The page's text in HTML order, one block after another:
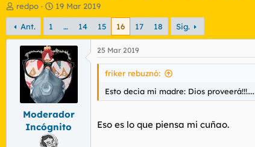
I
n
i
c
d
redpo
F
e
h
a
d
e
i
n
i
c
i
o
19 Mar 2019
Ant. 1 … 14 15 16 17 18 Sig.
Moderador
Incógnito
25 Mar 2019
friker rebuznó:
Esto decia mi madre: Dios proveerá!!!....
Eso es lo que piensa mi cuñao.